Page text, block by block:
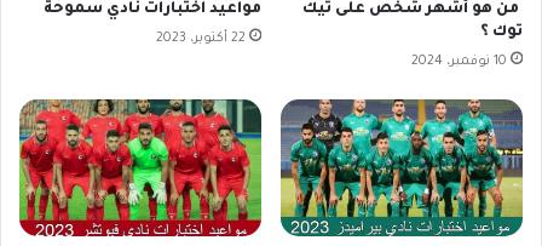
من هو أشهر شخص على تيك
توك ؟
10 نوفمبر، 2024
مواعيد اختبارات نادي سموحة
22 أكتوبر، 2023